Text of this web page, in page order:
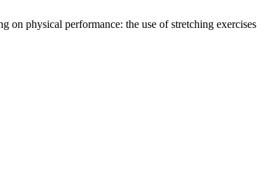
on physical performance: the use of stretching exercises